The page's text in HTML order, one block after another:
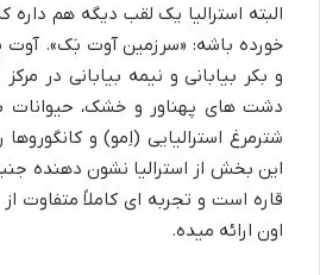
البته استرالیا یک لقب دیگه هم
خورده باشه: «سرزمین آوت بَک».
و بکر بیابانی و نیمه بیابانی در
دشت های پهناور و خشک، حیوانات
شترمرغ استرالیایی (اِمو) و
این بخش از استرالیا نشون دهنده
قاره است و تجربه ای کاملاً متفاوت
اون ارائه میده.